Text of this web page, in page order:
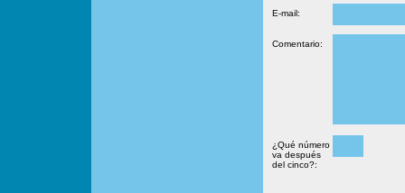
E-mail:
Comentario:
¿Qué número
va después
del cinco?: